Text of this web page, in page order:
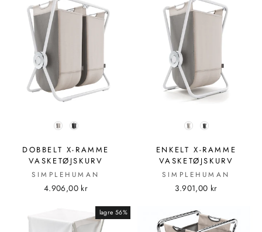
DOBBELT X-RAMME
VASKETØJSKURV
SIMPLEHUMAN
4.906,00 kr
ENKELT X-RAMME
VASKETØJSKURV
SIMPLEHUMAN
3.901,00 kr
lagre 56%